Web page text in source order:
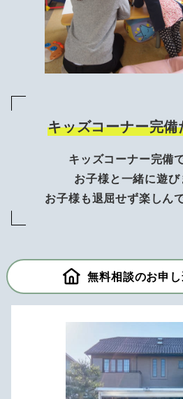
キッズコーナー完
キッズコーナー完備
お子様と一緒に遊び
お子様も退屈せず楽しん
無料相談のお申